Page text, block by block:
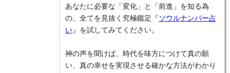
あなたに必要な「変化」と「前進」を知る為
の、全てを見抜く究極鑑定『 ソウルナンバー占
い 』を試してみてください。
神の声を聞けば、時代を味方につけて真の願
い、真の幸せを実現させる確かな方法がわかり